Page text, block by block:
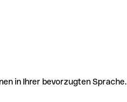
in Ihrer bevorzugten Sprache.